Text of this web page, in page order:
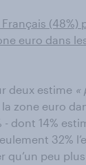
(48%)
euro dans
deux estime «
zone euro
dont 14%
32%
qu’un peu